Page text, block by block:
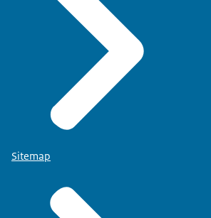
Sitemap